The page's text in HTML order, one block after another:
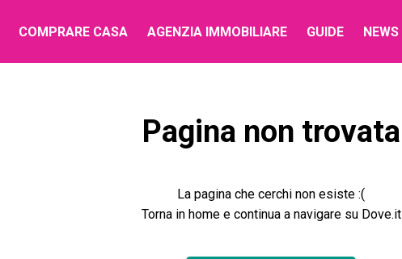
COMPRARE CASA AGENZIA IMMOBILIARE GUIDE NEWS
Pagina non trovata
La pagina che cerchi non esiste :(
Torna in home e continua a navigare su Dove.it